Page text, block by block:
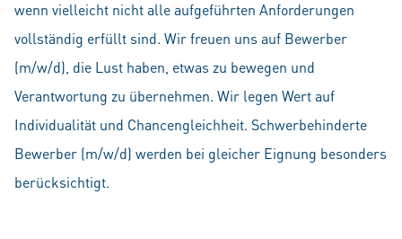
wenn vielleicht nicht alle aufgeführten Anforderungen
vollständig erfüllt sind. Wir freuen uns auf Bewerber
(m/w/d), die Lust haben, etwas zu bewegen und
Verantwortung zu übernehmen. Wir legen Wert auf
Individualität und Chancengleichheit. Schwerbehinderte
Bewerber (m/w/d) werden bei gleicher Eignung besonders
berücksichtigt.